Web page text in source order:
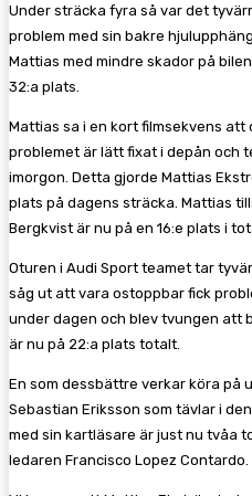
Under sträcka fyra så var det
problem med sin bakre
Mattias med mindre skador på
32:a plats.
Mattias sa i en kort filmsekvens
problemet är lätt fixat i depån och
imorgon. Detta gjorde Mattias
plats på dagens sträcka. Mattias
Bergkvist är nu på en 16:e plats i
Oturen i Audi Sport teamet tar
såg ut att vara ostoppbar fick
under dagen och blev tvungen att
är nu på 22:a plats totalt.
En som dessbättre verkar köra på
Sebastian Eriksson som tävlar i
med sin kartläsare är just nu tvåa
ledaren Francisco Lopez Contardo.